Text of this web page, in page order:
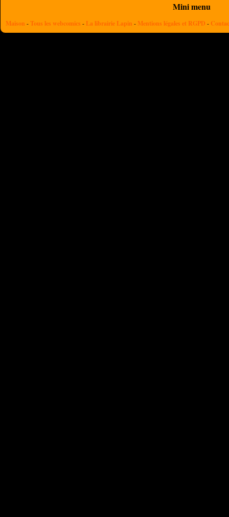
Mini menu
Maison -Tous les webcomics - La librairie Lapin - Mentions légales et RGPD -